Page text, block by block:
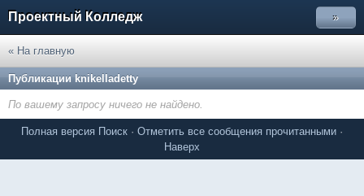
Проектный Колледж »
« На главную
Публикации knikelladetty
По вашему запросу ничего не найдено.
Полная версия Поиск · Отметить все сообщения прочитанными ·
Наверх